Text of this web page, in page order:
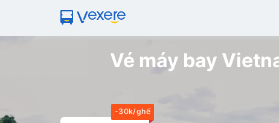
Vé máy bay
-30k/ghế